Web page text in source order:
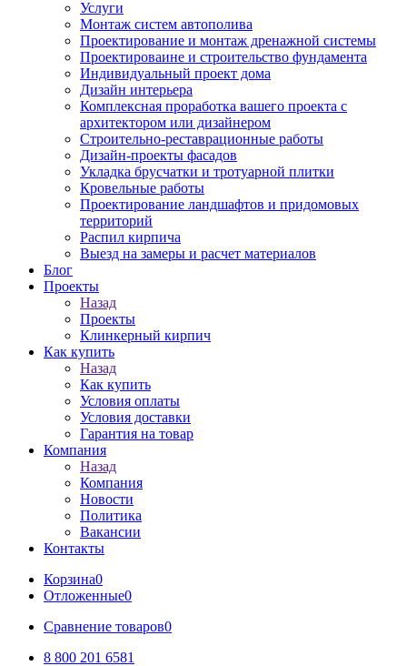
Услуги
Монтаж систем автополива
Проектирование и монтаж дренажной системы
Проектироваине и строительство фундамента
Индивидуальный проект дома
Дизайн интерьера
Комплексная проработка вашего проекта с
архитектором или дизайнером
Строительно-реставрационные работы
Дизайн-проекты фасадов
Укладка брусчатки и тротуарной плитки
Кровельные работы
Проектирование ландшафтов и придомовых
территорий
Распил кирпича
Выезд на замеры и расчет материалов
Блог
Проекты
Назад
Проекты
Клинкерный кирпич
Как купить
Назад
Как купить
Условия оплаты
Условия доставки
Гарантия на товар
Компания
Назад
Компания
Новости
Политика
Вакансии
Контакты
Корзина0
Отложенные0
Сравнение товаров0
8 800 201 6581